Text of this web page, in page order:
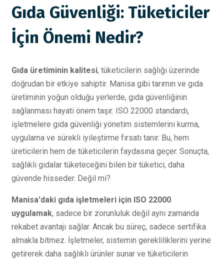
Gıda Güvenliği: Tüketiciler
İçin Önemi Nedir?
Gıda üretiminin kalitesi, tüketicilerin sağlığı üzerinde
doğrudan bir etkiye sahiptir. Manisa gibi tarımın ve gıda
üretiminin yoğun olduğu yerlerde, gıda güvenliğinin
sağlanması hayati önem taşır. ISO 22000 standardı,
işletmelere gıda güvenliği yönetim sistemlerini kurma,
uygulama ve sürekli iyileştirme fırsatı tanır. Bu, hem
üreticilerin hem de tüketicilerin faydasına geçer. Sonuçta,
sağlıklı gıdalar tüketeceğini bilen bir tüketici, daha
güvende hisseder. Değil mi?
Manisa'daki gıda işletmeleri için ISO 22000
uygulamak, sadece bir zorunluluk değil aynı zamanda
rekabet avantajı sağlar. Ancak bu süreç, sadece sertifika
almakla bitmez. İşletmeler, sistemin gerekliliklerini yerine
getirerek daha sağlıklı ürünler sunar ve tüketicilerin